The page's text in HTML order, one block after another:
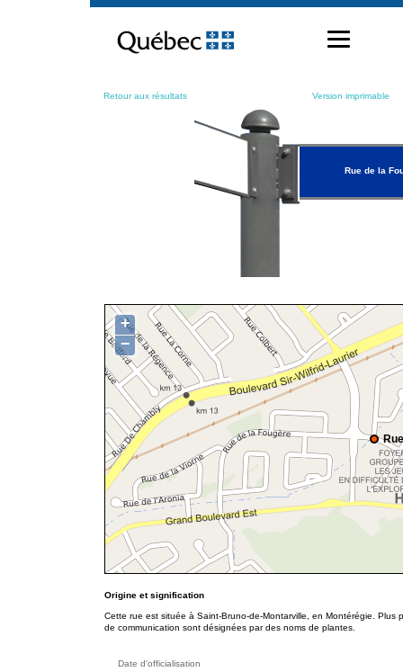
contenu
Retour aux résultats Version imprimable
Rue de la
+
−
Origine et signification
Cette rue est située à Saint-Bruno-de-Montarville, en Montérégie.
de communication sont désignées par des noms de plantes.
Date d'officialisation